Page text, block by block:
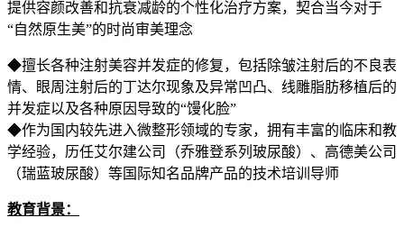
提供容颜改善和抗衰减龄的个性化治疗方案，契合当今对于
“自然原生美”的时尚审美理念
◆擅长各种注射美容并发症的修复，包括除皱注射后的不良表
情、眼周注射后的丁达尔现象及异常凹凸、线雕脂肪移植后的
并发症以及各种原因导致的“馒化脸”
◆作为国内较先进入微整形领域的专家，拥有丰富的临床和教
学经验，历任艾尔建公司（乔雅登系列玻尿酸）、高德美公司
（瑞蓝玻尿酸）等国际知名品牌产品的技术培训导师
教育背景：